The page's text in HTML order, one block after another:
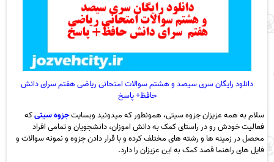
دانلود رایگان سری سیصد و هشتم سوالات امتحانی ریاضی هفتم سرای دانش
حافظ+ پاسخ
سلام به همه عزیزان جزوه سیتی، همونطور که میدونید وبسایتجزوه سیتیکه
فعالیت خودش رو در راستای کمک به دانش اموزان، دانشجویان و تمامی افراد
محصل در زمینه ها و رشته های مختلف کرده و با قرار دادن جزوه و نمونه سوالات و
فایل های راهنما قصد کمک به این عزیزان را دارد.